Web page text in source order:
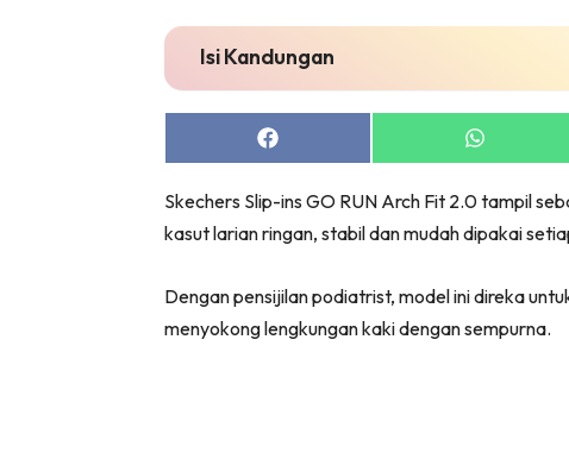
Isi Kandungan
Share
on
Share
on
Skechers Slip-ins GO RUN Arch Fit 2.0 tampil
kasut larian ringan, stabil dan mudah dipakai
Dengan pensijilan podiatrist, model ini direka
menyokong lengkungan kaki dengan sempurna.